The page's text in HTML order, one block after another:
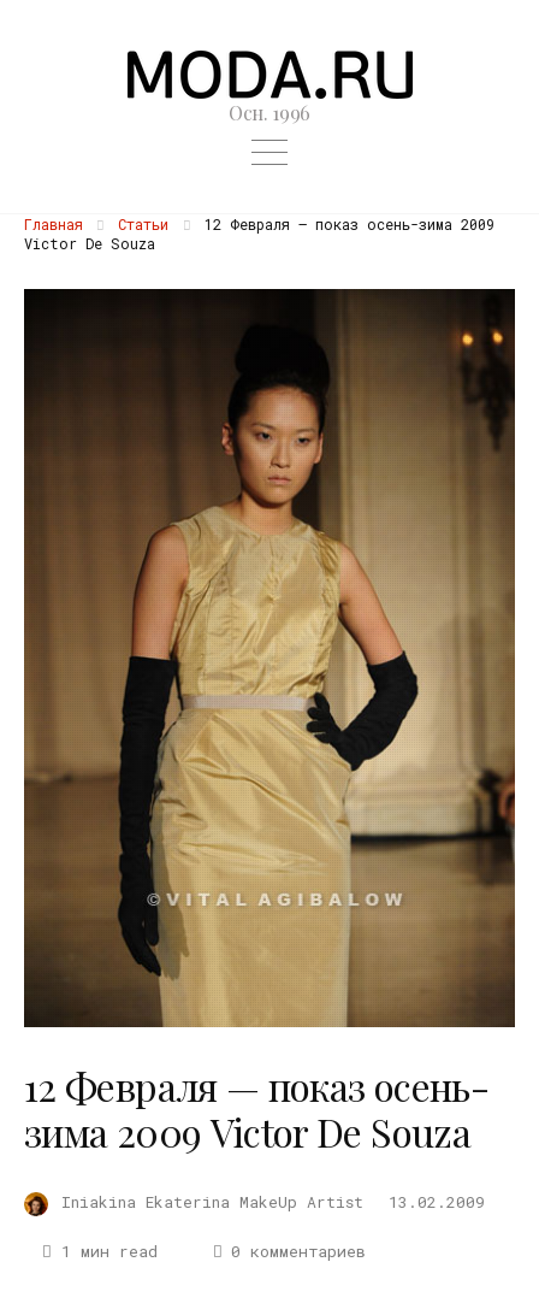
Осн. 1996
Главная Статьи
12 Февраля — показ осень-зима 2009
Victor De Souza
12 Февраля — показ осень-
зима 2009 Victor De Souza
Iniakina Ekaterina MakeUp Artist 13.02.2009
1 мин read 0 комментариев